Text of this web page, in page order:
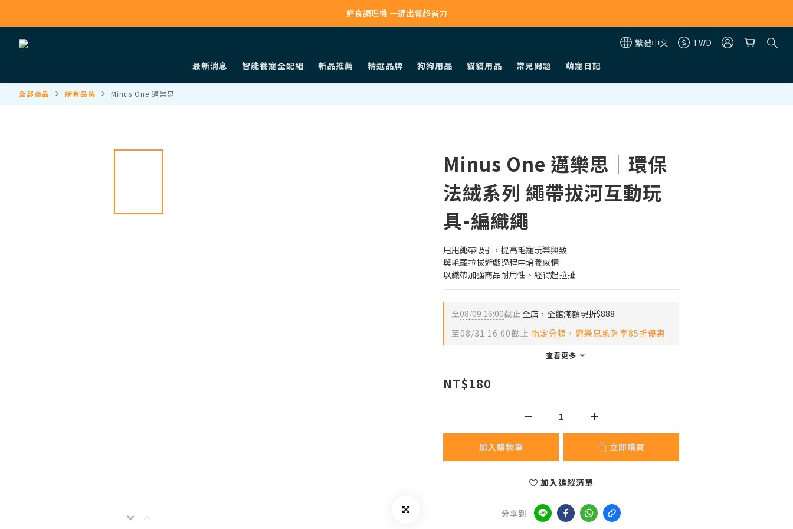
寵物吸毛機 吸毛清淨抗敏一次搞定
鮮食調理機 一鍵出餐超省力
繁體中文
TWD
最新消息
智能養寵全配組 新品推薦 精選品牌 狗狗用品 貓貓用品 常見問題 萌寵日記
全部商品 所有品牌 Minus One 邁樂思
Minus One 邁樂思｜環保
法絨系列 繩帶拔河互動玩
具-編織繩
甩甩繩帶吸引，提高毛寵玩樂興致
與毛寵拉拔遊戲過程中培養感情
以織帶加強商品耐用性、經得起拉扯
至08/09 16:00截止全店，全館滿額現折$888
至08/31 16:00截止 指定分類，邁樂思系列享85折優惠
查看更多
NT$180
加入購物車 立即購買
加入追蹤清單
分享到